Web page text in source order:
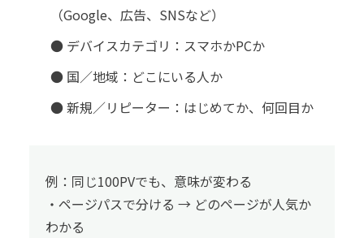
（Google、広告、SNSなど）
● デバイスカテゴリ：スマホかPCか
● 国／地域：どこにいる人か
● 新規／リピーター：はじめてか、何回目か
例：同じ100PVでも、意味が変わる
・ページパスで分ける → どのページが人気か
わかる